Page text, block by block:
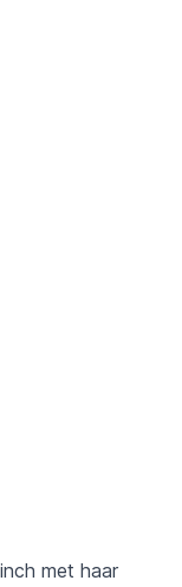
met haar